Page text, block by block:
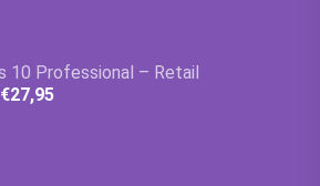
10 Professional – Retail
€27,95